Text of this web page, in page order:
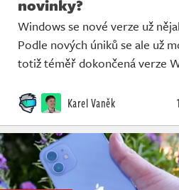
novinky?
Windows se nové verze už
Podle nových úniků se ale už
totiž téměř dokončená verze
Karel Vaněk